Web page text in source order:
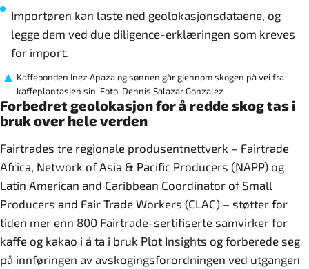
Importøren kan laste ned geolokasjonsdataene, og
legge dem ved due diligence-erklæringen som kreves
for import.
Kaffebonden Inez Apaza og sønnen går gjennom skogen på vei fra
kaffeplantasjen sin. Foto: Dennis Salazar Gonzalez
Forbedret geolokasjon for å redde skog tas i
bruk over hele verden
Fairtrades tre regionale produsentnettverk – Fairtrade
Africa, Network of Asia & Pacific Producers (NAPP) og
Latin American and Caribbean Coordinator of Small
Producers and Fair Trade Workers (CLAC) – støtter for
tiden mer enn 800 Fairtrade-sertifiserte samvirker for
kaffe og kakao i å ta i bruk Plot Insights og forberede seg
på innføringen av avskogingsforordningen ved utgangen